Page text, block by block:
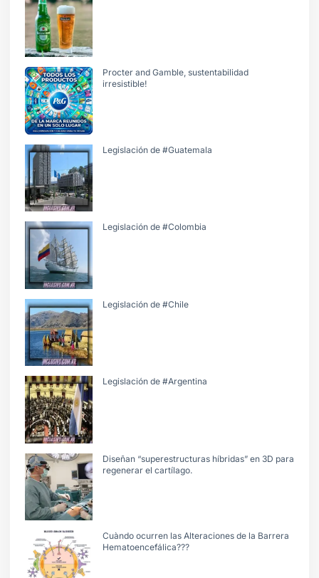
Procter and Gamble, sustentabilidad
irresistible!
Legislación de #Guatemala
Legislación de #Colombia
Legislación de #Chile
Legislación de #Argentina
Diseñan “superestructuras híbridas” en 3D para
regenerar el cartílago.
Cuàndo ocurren las Alteraciones de la Barrera
Hematoencefálica???